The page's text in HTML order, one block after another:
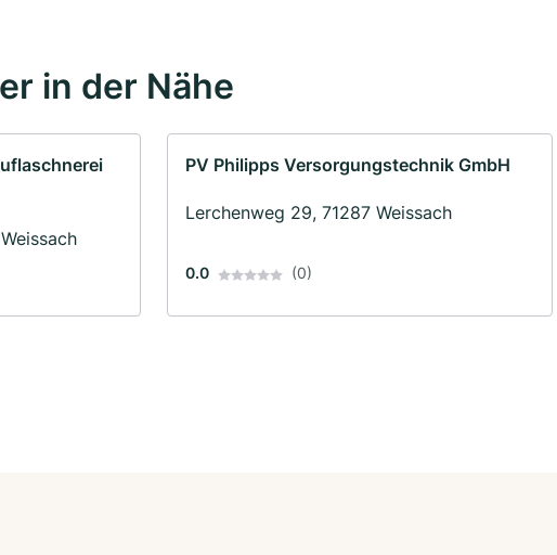
in der Nähe
PV Philipps Versorgungstechnik GmbH
Lerchenweg 29, 71287 Weissach
0.0 (0)